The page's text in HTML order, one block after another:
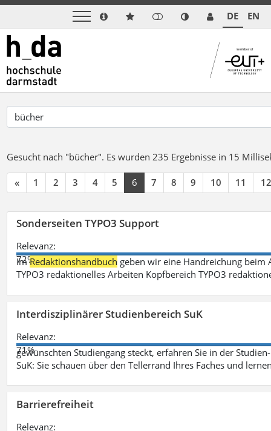
DE EN
Gesucht nach "bücher". Es wurden 235 Ergebnisse in 15
« 1 2 3 4 5 6 7 8 9 10 11 12
Sonderseiten TYPO3 Support
Relevanz:
72%
ImRedaktionshandbuch geben wir eine Handreichung beim
TYPO3 redaktionelles Arbeiten Kopfbereich TYPO3
Interdisziplinärer Studienbereich SuK
Relevanz:
71%
gewünschten Studiengang steckt, erfahren Sie in der
SuK: Sie schauen über den Tellerrand Ihres Faches und
Barrierefreiheit
Relevanz: